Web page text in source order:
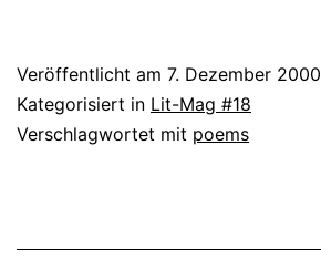
Veröffentlicht am 7. Dezember 2000
Kategorisiert in Lit-Mag #18
Verschlagwortet mit poems